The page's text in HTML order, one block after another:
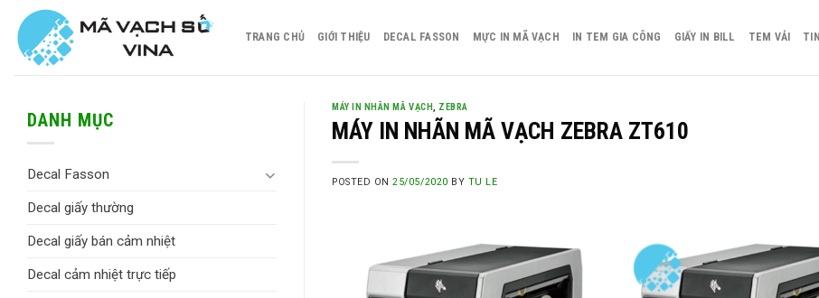
content
TRANG CHỦ GIỚI THIỆU DECAL FASSON MỰC IN MÃ VẠCH IN TEM GIA CÔNG GIẤY IN BILL TEM VẢI
DANH MỤC
Decal Fasson
Decal giấy thường
Decal giấy bán cảm nhiệt
Decal cảm nhiệt trực tiếp
MÁY IN NHÃN MÃ VẠCH, ZEBRA
MÁY IN NHÃN MÃ VẠCH ZEBRA ZT610
POSTED ON25/05/2020 BY TU LE